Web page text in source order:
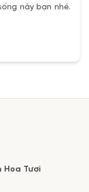
này bạn nhé.
Hoa Tươi